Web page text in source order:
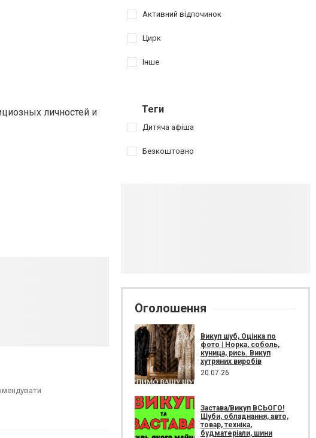
личностей и
Активний відпочинок
Цирк
Інше
Теги
Дитяча афіша
Безкоштовно
Оголошення
Викуп шуб, Оцінка по
фото | Норка, соболь,
куница, рись. Викуп
хутряних виробів
20.07.26
Застава/Викуп ВСЬОГО!
Шуби, обладнання, авто,
товар, техніка,
будматеріали, шини